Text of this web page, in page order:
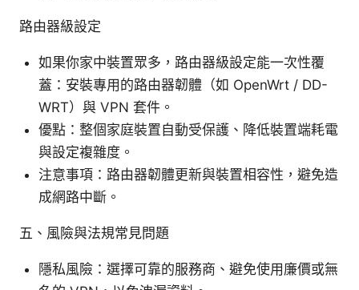
路由器級設定
如果你家中裝置眾多，路由器級設定能一次性覆
蓋：安裝專用的路由器韌體（如 OpenWrt / DD-
WRT）與 VPN 套件。
優點：整個家庭裝置自動受保護、降低裝置端耗電
與設定複雜度。
注意事項：路由器韌體更新與裝置相容性，避免造
成網路中斷。
五、風險與法規常見問題
隱私風險：選擇可靠的服務商、避免使用廉價或無